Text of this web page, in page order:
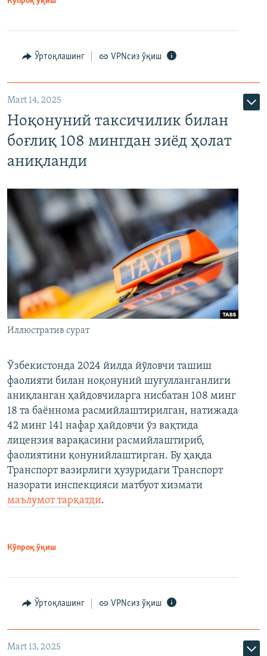
Ўртоқлашинг VPNсиз ўқиш
Mart 14, 2025
Ноқонуний таксичилик билан
боғлиқ 108 мингдан зиёд ҳолат
аниқланди
Иллюстратив сурат
Ўзбекистонда 2024 йилда йўловчи ташиш
фаолияти билан ноқонуний шуғулланганлиги
аниқланган ҳайдовчиларга нисбатан 108 минг
18 та баённома расмийлаштирилган, натижада
42 минг 141 нафар ҳайдовчи ўз вақтида
лицензия варақасини расмийлаштириб,
фаолиятини қонунийлаштирган. Бу ҳақда
Транспорт вазирлиги ҳузуридаги Транспорт
назорати инспекцияси матбуот хизмати
маълумот тарқатди.
Кўпроқ ўқиш
Ўртоқлашинг VPNсиз ўқиш
Mart 13, 2025